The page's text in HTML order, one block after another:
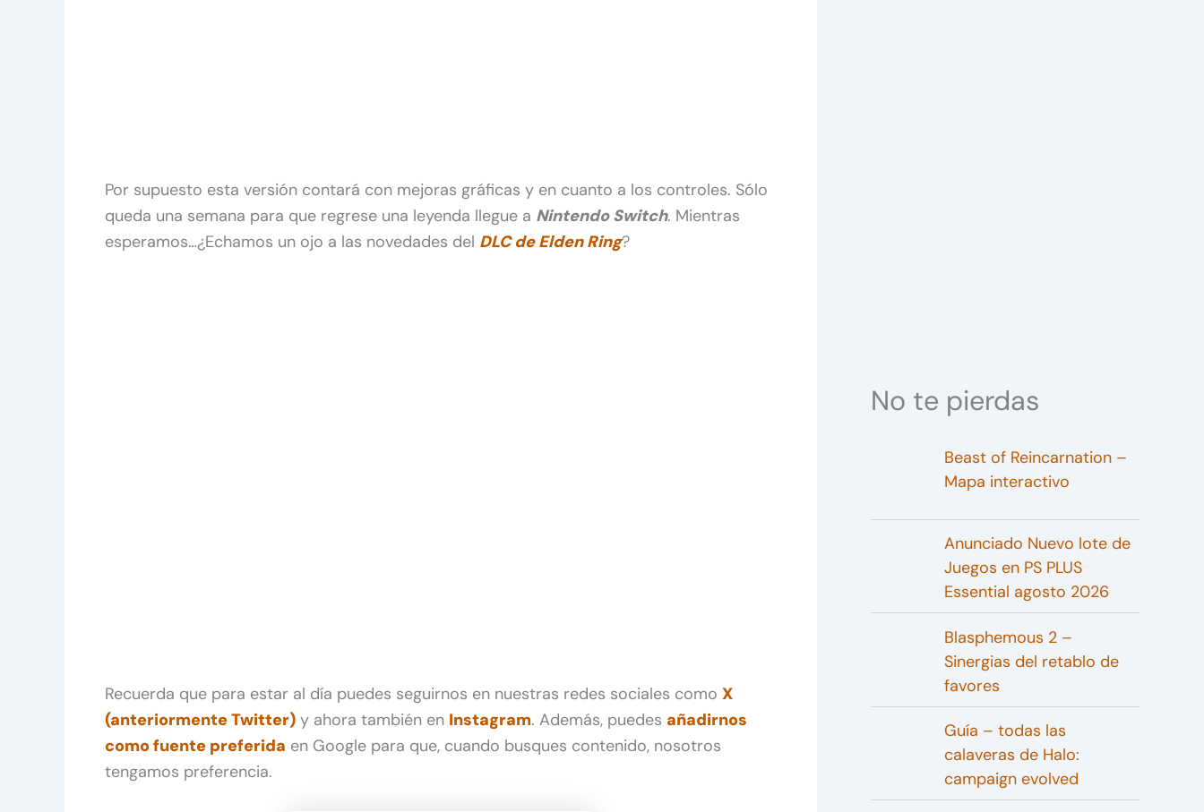
Por supuesto esta versión contará con mejoras gráficas y en cuanto a los controles. Sólo
queda una semana para que regrese una leyenda llegue a Nintendo Switch. Mientras
esperamos…¿Echamos un ojo a las novedades del DLC de Elden Ring?
Recuerda que para estar al día puedes seguirnos en nuestras redes sociales como X
(anteriormente Twitter) y ahora también en Instagram. Además, puedes añadirnos
como fuente preferida en Google para que, cuando busques contenido, nosotros
tengamos preferencia.
No te pierdas
Beast of Reincarnation –
Mapa interactivo
Anunciado Nuevo lote de
Juegos en PS PLUS
Essential agosto 2026
Blasphemous 2 –
Sinergias del retablo de
favores
Guía – todas las
calaveras de Halo:
campaign evolved